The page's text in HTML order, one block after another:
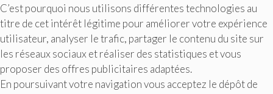
C’est pourquoi nous utilisons différentes technologies au
titre de cet intérêt légitime pour améliorer votre expérience
utilisateur, analyser le trafic, partager le contenu du site sur
les réseaux sociaux et réaliser des statistiques et vous
proposer des offres publicitaires adaptées.
En poursuivant votre navigation vous acceptez le dépôt de